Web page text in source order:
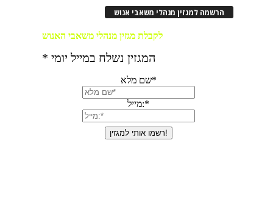
הרשמה למגזין מנהלי משאבי אנוש